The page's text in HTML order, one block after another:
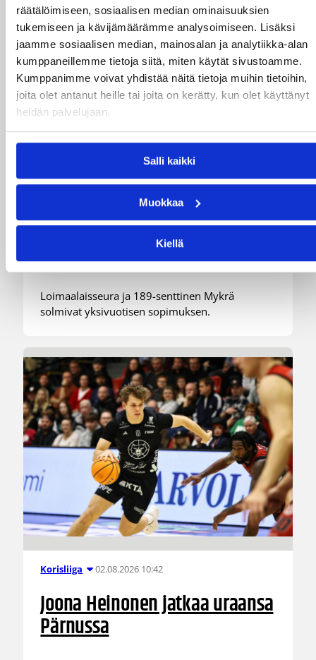
räätälöimiseen, sosiaalisen median ominaisuuksien
tukemiseen ja kävijämäärämme analysoimiseen. Lisäksi
jaamme sosiaalisen median, mainosalan ja analytiikka-alan
kumppaneillemme tietoja siitä, miten käytät sivustoamme.
Kumppanimme voivat yhdistää näitä tietoja muihin tietoihin,
joita olet antanut heille tai joita on kerätty, kun olet käyttänyt
heidän palvelujaan.
Salli kaikki
Muokkaa
Kiellä
Korisliiga05.08.2026 09:37
Niko Mykrä Loimaa Bisonsiin
Loimaalaisseura ja 189-senttinen Mykrä
solmivat yksivuotisen sopimuksen.
Korisliiga 02.08.2026 10:42
Joona Heinonen jatkaa uraansa
Pärnussa